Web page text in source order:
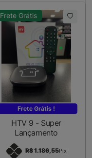
Frete Grátis !
Frete Grátis
HTV 9 - Super
Lançamento
R$ 1.186,55Pix